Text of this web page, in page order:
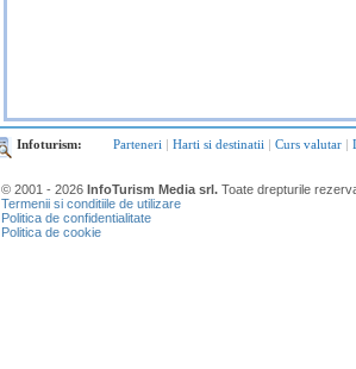
Infoturism: Parteneri | Harti si destinatii | Curs valutar |
© 2001 - 2026 InfoTurism Media srl. Toate drepturile
Termenii si conditiile de utilizare
Politica de confidentialitate
Politica de cookie